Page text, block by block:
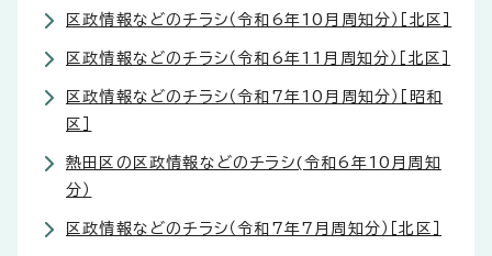
区政情報などのチラシ（令和6年10月周知分）［北区］
区政情報などのチラシ（令和6年11月周知分）［北区］
区政情報などのチラシ（令和7年10月周知分）［昭和
区］
熱田区の区政情報などのチラシ(令和6年10月周知
分）
区政情報などのチラシ（令和7年7月周知分）［北区］